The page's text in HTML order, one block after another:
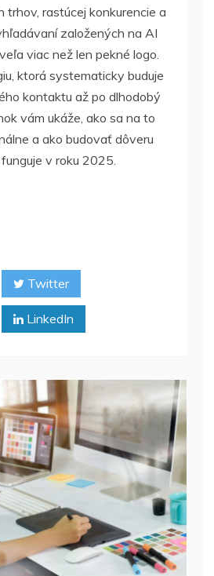
trhov, rastúcej konkurencie a
založených na AI
viac než len pekné logo.
ktorá systematicky buduje
kontaktu až po dlhodobý
vám ukáže, ako sa na to
a ako budovať dôveru
v roku 2025.
Twitter
LinkedIn